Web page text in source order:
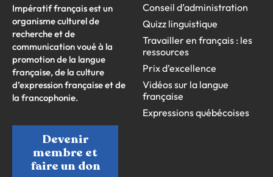
Impératif français est un
organisme culturel de
recherche et de
communication voué à la
promotion de la langue
française, de la culture
d’expression française et de
la francophonie.
Devenir
membre et
faire un don
Conseil d’administration
Quizz linguistique
Travailler en français : les
ressources
Prix d’excellence
Vidéos sur la langue
française
Expressions québécoises